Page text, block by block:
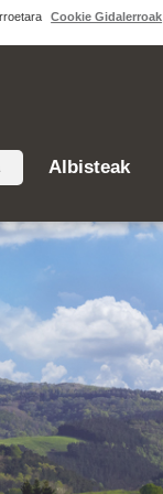
Cookie Gidalerroak
Albisteak